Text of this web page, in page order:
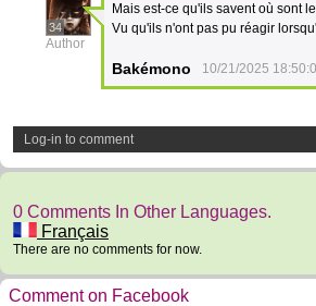
34
Author
Mais est-ce qu'ils savent où sont
Vu qu'ils n'ont pas pu réagir
Bakémono 10/21/2025
Log-in to comment
0 Comments In Other Languages.
Français
There are no comments for now.
Comment on Facebook